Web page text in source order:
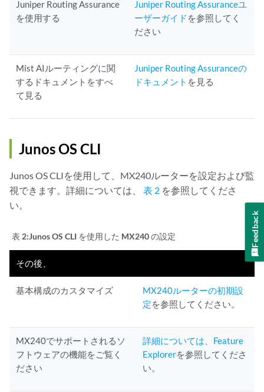
Juniper Routing Assurance
を使用する
Juniper Routing Assuranceユ
ーザーガイド を参照してく
ださい
Mist AIルーティングに関
するドキュメントをすべ
て見る
Juniper Routing Assuranceの
ドキュメント を見る
Junos OS CLI
Junos OS CLIを使用して、MX240ルーターを設定および監
視できます。詳細については、 表 2 を参照してくださ
い。
表 2:Junos OS CLI を使用した MX240 の設定
その後、
基本構成のカスタマイズ
MX240ルーターの初期設
定を参照してください。
MX240でサポートされるソ
フトウェアの機能をご覧く
ださい
詳細については、Feature
Explorerを参照してくださ
い。
Feedback